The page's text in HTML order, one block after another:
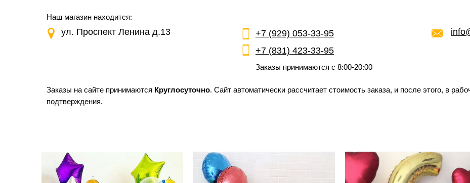
Наш магазин находится:
ул. Проспект Ленина д.13
+7 (831) 423-33-95
+7 (929) 053-33-95
Заказы принимаются с 8:00-20:00
Заказы на сайте принимаются Круглосуточно. Сайт автоматически рассчитает стоимость заказа, и после этого, в
подтверждения.